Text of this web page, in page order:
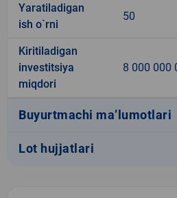
Yaratiladigan
ish o`rni
50
Kiritiladigan
investitsiya
miqdori
8 000 000
Buyurtmachi ma’lumotlari
Lot hujjatlari